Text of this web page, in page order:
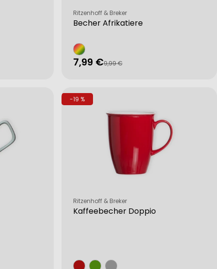
Becher Afrikatiere
Verkäufer:
Ritzenhoff & Breker
Verkaufspreis
7,99 €
Regulärer
9,99 €
-19 %
Kaffeebecher Doppio
Verkäufer:
Ritzenhoff & Breker